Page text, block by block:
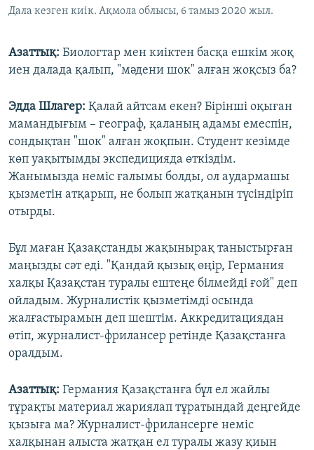
Дала кезген киік. Ақмола облысы, 6 тамыз 2020 жыл.
Азаттық: Биологтар мен киіктен басқа ешкім жоқ
иен далада қалып, "мәдени шок" алған жоқсыз ба?
Эдда Шлагер: Қалай айтсам екен? Бірінші оқыған
мамандығым – географ, қаланың адамы емеспін,
сондықтан "шок" алған жоқпын. Студент кезімде
көп уақытымды экспедицияда өткіздім.
Жанымызда неміс ғалымы болды, ол аудармашы
қызметін атқарып, не болып жатқанын түсіндіріп
отырды.
Бұл маған Қазақстанды жақынырақ таныстырған
маңызды сәт еді. "Қандай қызық өңір, Германия
халқы Қазақстан туралы ештеңе білмейді ғой" деп
ойладым. Журналистік қызметімді осында
жалғастырамын деп шештім. Аккредитациядан
өтіп, журналист-фрилансер ретінде Қазақстанға
оралдым.
Азаттық: Германия Қазақстанға бұл ел жайлы
тұрақты материал жариялап тұратындай деңгейде
қызыға ма? Журналист-фрилансерге неміс
халқынан алыста жатқан ел туралы жазу қиын